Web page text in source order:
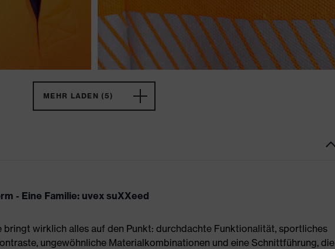
MEHR LADEN (5)
- Eine Familie: uvex suXXeed
bringt wirklich alles auf den Punkt: durchdachte Funktionalität, sportliches
ungewöhnliche Materialkombinationen und eine Schnittführung, die